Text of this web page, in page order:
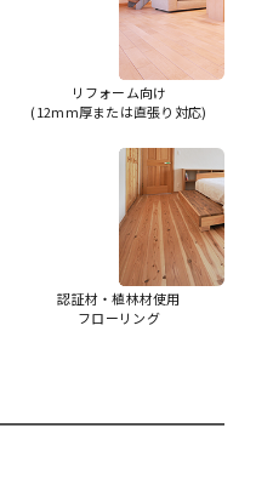
リフォーム向け
(12mm厚または直張り対応)
認証材・植林材使用
フローリング